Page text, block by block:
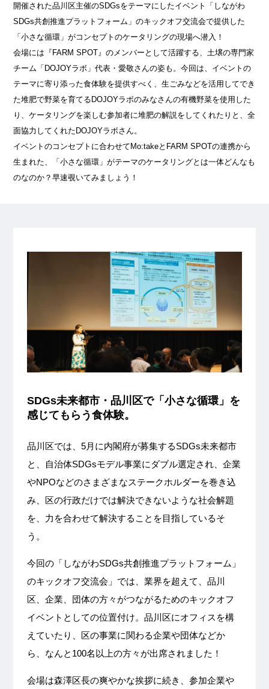
開催された品川区主催のSDGsをテーマにしたイベント「しながわ
SDGs共創推進プラットフォーム」のキックオフ交流会で提供した
「小さな循環」がコンセプトのケータリングの現場へ潜入！
会場には『FARM SPOT』のメンバーとして活躍する、土壌の専門家
チーム「DOJOYラボ」代表・愛敬さんの姿も。今回は、イベントの
テーマに寄り添った食体験を提供すべく、生ごみなどを活用してでき
た堆肥で野菜を育てるDOJOYラボのみなさんの有機野菜を使用した
り、ケータリングを楽しむ参加者に堆肥の解説をしてくれたりと、全
面協力してくれたDOJOYラボさん。
イベントのコンセプトに合わせてMo:takeとFARM SPOTの連携から
生まれた、「小さな循環」がテーマのケータリングとは一体どんなも
のなのか？早速覗いてみましょう！
SDGs未来都市・品川区で「小さな循環」を
感じてもらう食体験。
品川区では、5月に内閣府が募集するSDGs未来都市
と、自治体SDGsモデル事業にダブル選定され、企業
やNPOなどのさまざまなステークホルダーを巻き込
み、区の行政だけでは解決できないような社会解題
を、力を合わせて解決することを目指しているそ
う。
今回の「しながわSDGs共創推進プラットフォーム」
のキックオフ交流会」では、業界を超えて、品川
区、企業、団体の方々がつながるためのキックオフ
イベントとしての位置付け。品川区にオフィスを構
えていたり、区の事業に関わる企業や団体などか
ら、なんと100名以上の方々が出席されました！
会場は森澤区長の爽やかな挨拶に続き、参加企業や